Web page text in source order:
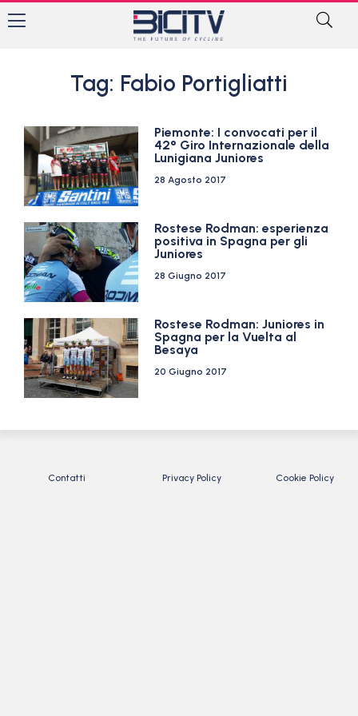
Tag: Fabio Portigliatti
Piemonte: I convocati per il
42° Giro Internazionale della
Lunigiana Juniores
28 Agosto 2017
Rostese Rodman: esperienza
positiva in Spagna per gli
Juniores
28 Giugno 2017
Rostese Rodman: Juniores in
Spagna per la Vuelta al
Besaya
20 Giugno 2017
Contatti Privacy Policy Cookie Policy